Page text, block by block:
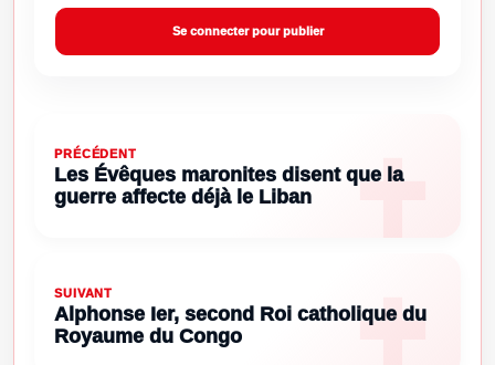
Se connecter pour publier
PRÉCÉDENT
Les Évêques maronites disent que la
guerre affecte déjà le Liban
SUIVANT
Alphonse Ier, second Roi catholique du
Royaume du Congo